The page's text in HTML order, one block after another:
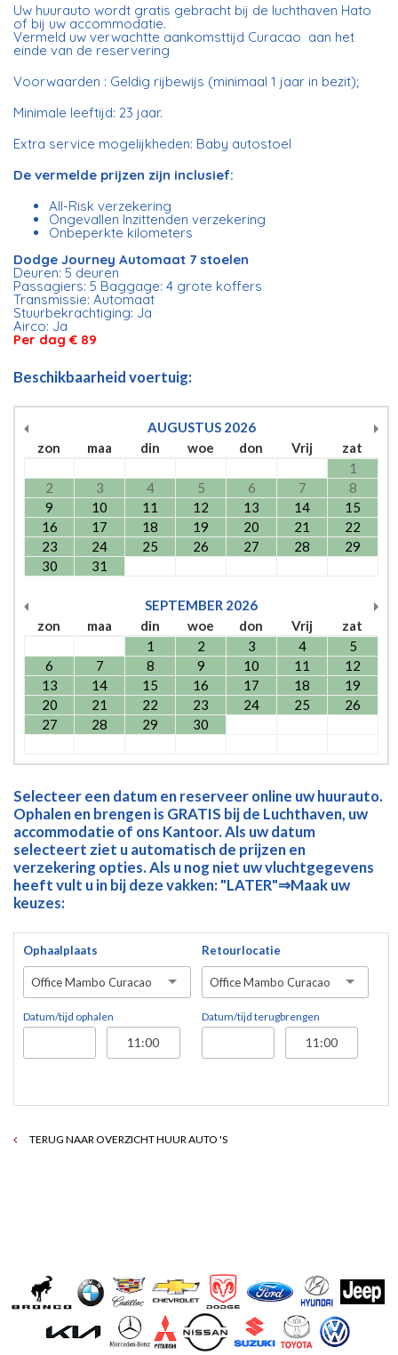
Uw huurauto wordt gratis gebracht bij de luchthaven Hato
of bij uw accommodatie.
Vermeld uw verwachtte aankomsttijd Curacao aan het
einde van de reservering
Voorwaarden : Geldig rijbewijs (minimaal 1 jaar in bezit);
Minimale leeftijd: 23 jaar.
Extra service mogelijkheden: Baby autostoel
De vermelde prijzen zijn inclusief:
All-Risk verzekering
Ongevallen Inzittenden verzekering
Onbeperkte kilometers
Dodge Journey Automaat 7 stoelen​
Deuren: 5 deuren
Passagiers: 5 Baggage: 4 grote koffers
Transmissie: Automaat
Stuurbekrachtiging: Ja
Airco: Ja
Per dag € 89
Beschikbaarheid voertuig:
AUGUSTUS 2026
zon
maa din woe don Vrij
zat
1
2
3 4 5 6 7
8
9
10 11 12 13 14
15
16
17 18 19 20 21
22
23
24 25 26 27 28
29
30
31
SEPTEMBER 2026
zon
maa din woe don Vrij
zat
1
2 3 4
5
6
7 8 9 10 11
12
13
14 15 16 17 18
19
20
21 22 23 24 25
26
27
28 29 30
Selecteer een datum en reserveer online uw huurauto.
Ophalen en brengen is GRATIS bij de Luchthaven, uw
accommodatie of ons Kantoor. Als uw datum
selecteert ziet u automatisch de prijzen en
verzekering opties. Als u nog niet uw vluchtgegevens
heeft vult u in bij deze vakken: "LATER"⇒Maak uw
keuzes:
Ophaalplaats
Office Mambo Curacao
Datum/tijd ophalen
Retourlocatie
Office Mambo Curacao
Datum/tijd terugbrengen
TERUG NAAR OVERZICHT HUUR AUTO 'S